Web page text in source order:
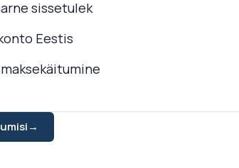
sissetulek
Eestis
→